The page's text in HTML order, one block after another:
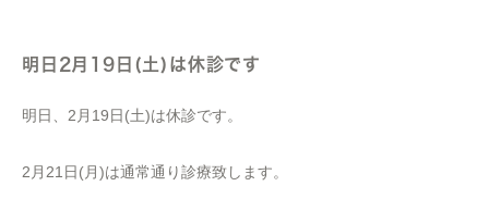
明日2月19日(土)は休診です
明日、2月19日(土)は休診です。
2月21日(月)は通常通り診療致します。